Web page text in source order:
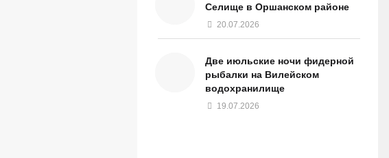
Селище в Оршанском районе
20.07.2026
Две июльские ночи фидерной
рыбалки на Вилейском
водохранилище
19.07.2026